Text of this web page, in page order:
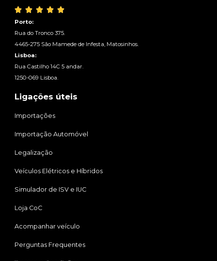
    
Porto:
Rua do Tronco 375.
4465-275 São Mamede de Infesta, Matosinhos.
Lisboa:
Rua Castilho 14C 5 andar.
1250-069 Lisboa.
Ligações úteis
Importações
Importação Automóvel
Legalização
Veículos Elétricos e Híbridos
Simulador de ISV e IUC
Loja CoC
Acompanhar veículo
Perguntas Frequentes